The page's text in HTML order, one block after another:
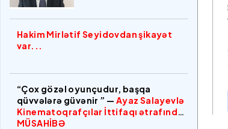
Hakim Mirlətif Seyidovdan şikayət
var...
“Çox gözəl oyunçudur, başqa
qüvvələrə güvənir ” — Ayaz Salayevlə
Kinematoqrafçılar İttifaqı ətrafında
MÜSAHİBƏ